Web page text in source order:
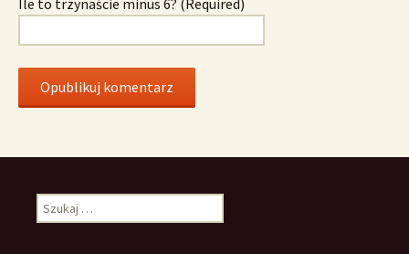
Szukaj: